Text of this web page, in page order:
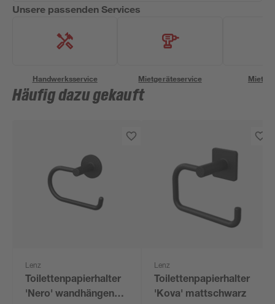
Unsere passenden Services
Handwerksservice Mietgeräteservice
Häufig dazu gekauft
Lenz
Toilettenpapierhalter
'Nero' wandhängend
Lenz
Toilettenpapierhalter
'Kova' mattschwarz